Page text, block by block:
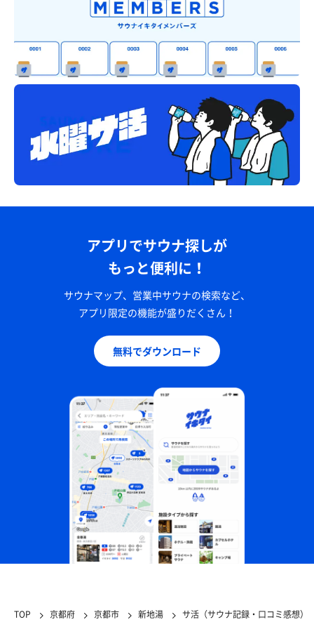
アプリでサウナ探しが
もっと便利に！
サウナマップ、営業中サウナの検索など、
アプリ限定の機能が盛りだくさん！
無料でダウンロード
TOP 京都府 京都市 新地湯 サ活（サウナ記録・口コミ感想）